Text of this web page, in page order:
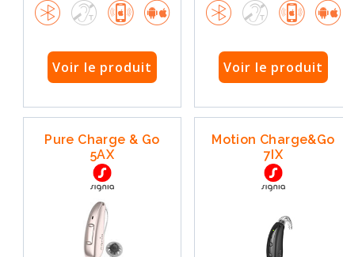
Voir le produit Voir le produit
Pure Charge & Go
5AX
Motion Charge&Go
7IX